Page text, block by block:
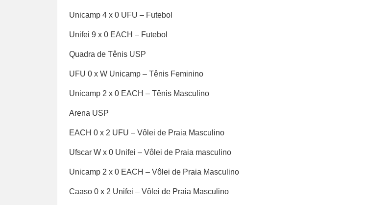
Unicamp 4 x 0 UFU – Futebol
Unifei 9 x 0 EACH – Futebol
Quadra de Tênis USP
UFU 0 x W Unicamp – Tênis Feminino
Unicamp 2 x 0 EACH – Tênis Masculino
Arena USP
EACH 0 x 2 UFU – Vôlei de Praia Masculino
Ufscar W x 0 Unifei – Vôlei de Praia masculino
Unicamp 2 x 0 EACH – Vôlei de Praia Masculino
Caaso 0 x 2 Unifei – Vôlei de Praia Masculino